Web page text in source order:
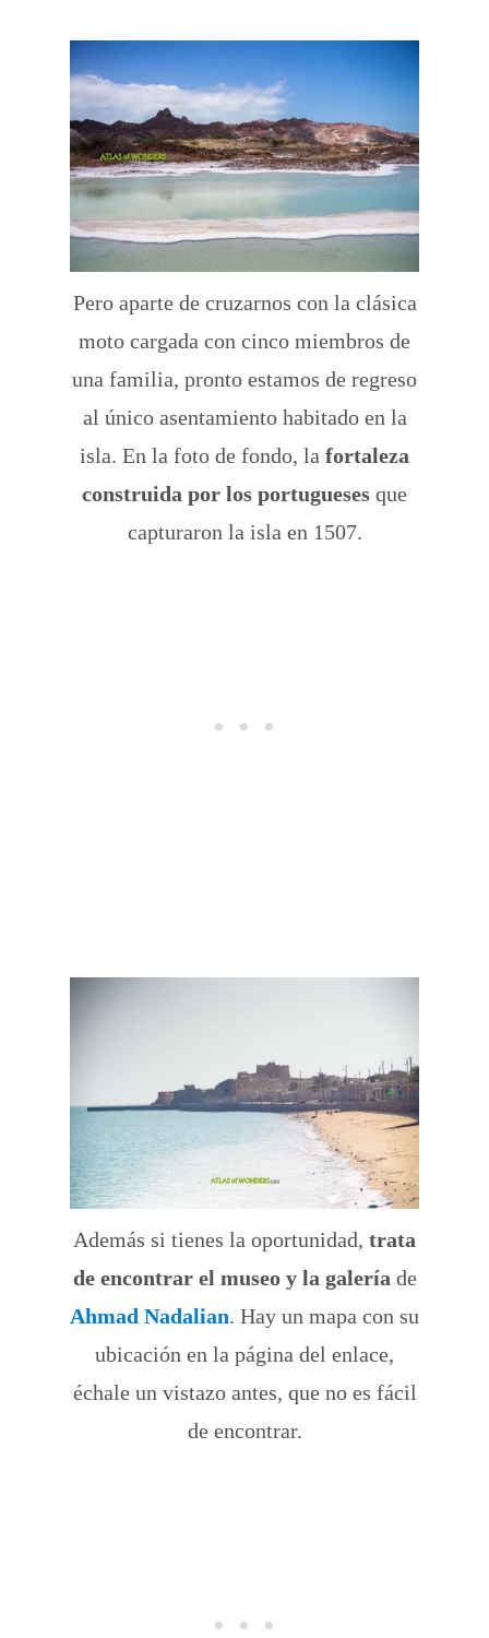
Pero aparte de cruzarnos con la clásica
moto cargada con cinco miembros de
una familia, pronto estamos de regreso
al único asentamiento habitado en la
isla. En la foto de fondo, la fortaleza
construida por los portugueses que
capturaron la isla en 1507.
Además si tienes la oportunidad, trata
de encontrar el museo y la galería de
Ahmad Nadalian. Hay un mapa con su
ubicación en la página del enlace,
échale un vistazo antes, que no es fácil
de encontrar.